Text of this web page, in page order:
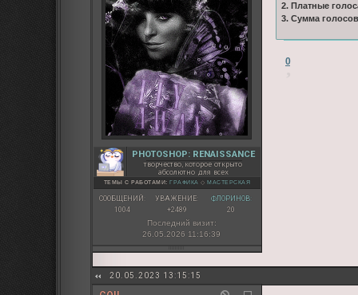
PHOTOSHOP: RENAISSANCE
творчество, которое открыто
абсолютно для всех
ТЕМЫ С РАБОТАМИ:ГРАФИКА ◇МАСТЕРСКАЯ
СООБЩЕНИЙ:
1004
УВАЖЕНИЕ:
+2489
ФЛОРИНОВ:
20
Последний визит:
26.05.2026 11:16:39
2. Платные
3. Сумма
0
20.05.2023 13:15:15